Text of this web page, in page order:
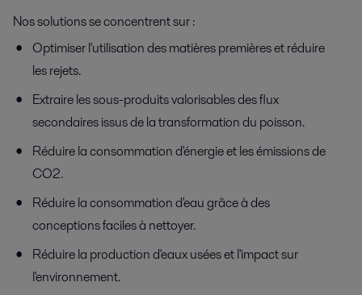
Nos solutions se concentrent sur :
Optimiser l'utilisation des matières premières et réduire
les rejets.
Extraire les sous-produits valorisables des flux
secondaires issus de la transformation du poisson.
Réduire la consommation d'énergie et les émissions de
CO2.
Réduire la consommation d'eau grâce à des
conceptions faciles à nettoyer.
Réduire la production d'eaux usées et l'impact sur
l'environnement.